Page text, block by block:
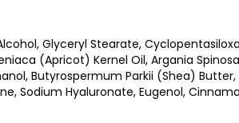
Glyceryl Stearate,
(Apricot) Kernel Oil, Argania
Butyrospermum Parkii (Shea)
Sodium Hyaluronate, Eugenol,